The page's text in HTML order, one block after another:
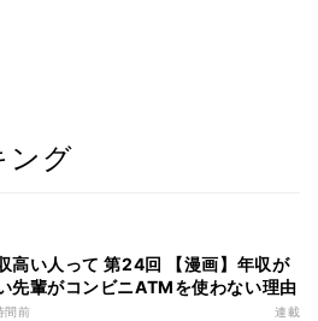
ング
高い人って 第24回 【漫画】年収が
先輩がコンビニATMを使わない理由
間前 連載